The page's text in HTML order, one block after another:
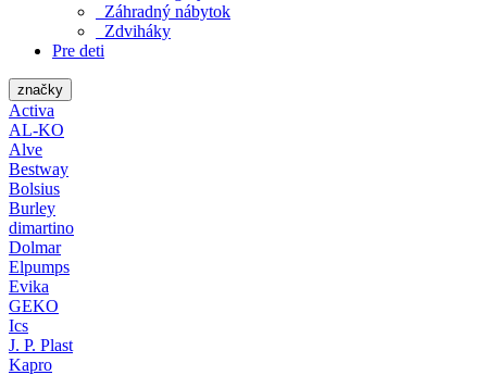
Záhradný nábytok
Zdviháky
Pre deti
značky
Activa
AL-KO
Alve
Bestway
Bolsius
Burley
dimartino
Dolmar
Elpumps
Evika
GEKO
Ics
J. P. Plast
Kapro